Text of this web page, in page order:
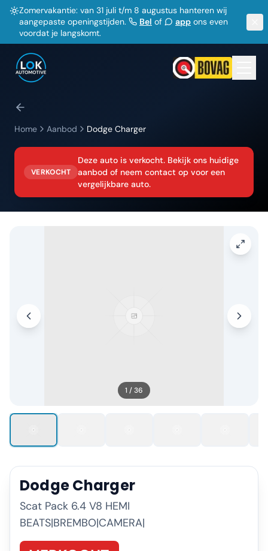
Zomervakantie: van 31 juli t/m 8 augustus hanteren wij
aangepaste openingstijden.
Bel of app ons even
voordat je langskomt.
Home Aanbod Dodge Charger
VERKOCHT
Deze auto is verkocht. Bekijk ons huidige
aanbod of neem contact op voor een
vergelijkbare auto.
1 /36
DodgeCharger
Scat Pack 6.4 V8 HEMI
BEATS|BREMBO|CAMERA|